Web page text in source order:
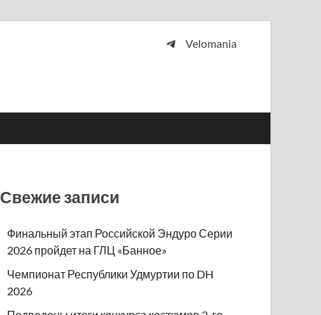
Velomania
Свежие записи
Финальный этап Российской Эндуро Серии
2026 пройдет на ГЛЦ «Банное»
Чемпионат Республики Удмуртии по DH
2026